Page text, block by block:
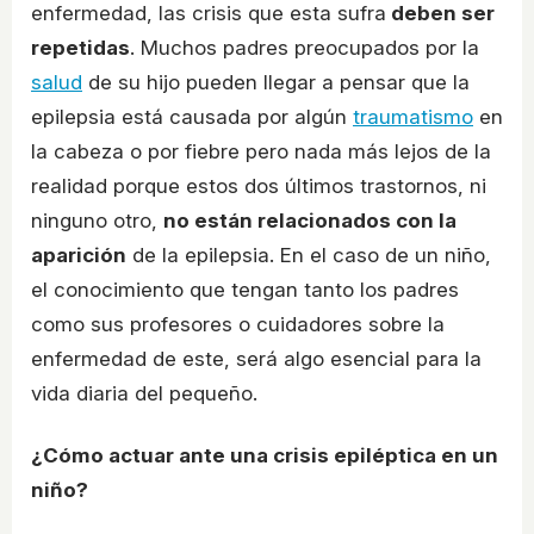
enfermedad, las crisis que esta sufra deben ser
repetidas. Muchos padres preocupados por la
salud de su hijo pueden llegar a pensar que la
epilepsia está causada por algún traumatismo en
la cabeza o por fiebre pero nada más lejos de la
realidad porque estos dos últimos trastornos, ni
ninguno otro, no están relacionados con la
aparición de la epilepsia. En el caso de un niño,
el conocimiento que tengan tanto los padres
como sus profesores o cuidadores sobre la
enfermedad de este, será algo esencial para la
vida diaria del pequeño.
¿Cómo actuar ante una crisis epiléptica en un
niño?